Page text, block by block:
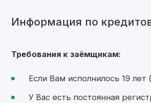
Информация по
Требования к заёмщикам:
Если Вам исполнилось 19
У Вас есть постоянная